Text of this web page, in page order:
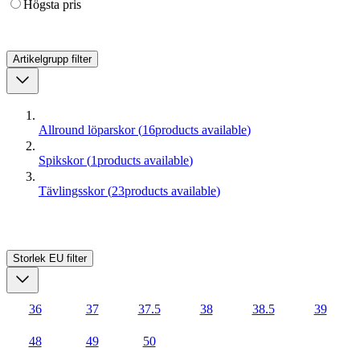
Högsta pris
Artikelgrupp filter
Allround löparskor (16products available)
Spikskor (1products available)
Tävlingsskor (23products available)
Storlek EU filter
36 37 37.5 38 38.5 39
48 49 50